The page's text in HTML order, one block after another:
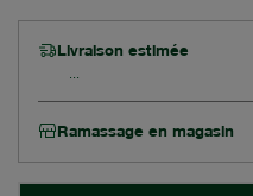
Livraison estimée
Ramassage en magasin